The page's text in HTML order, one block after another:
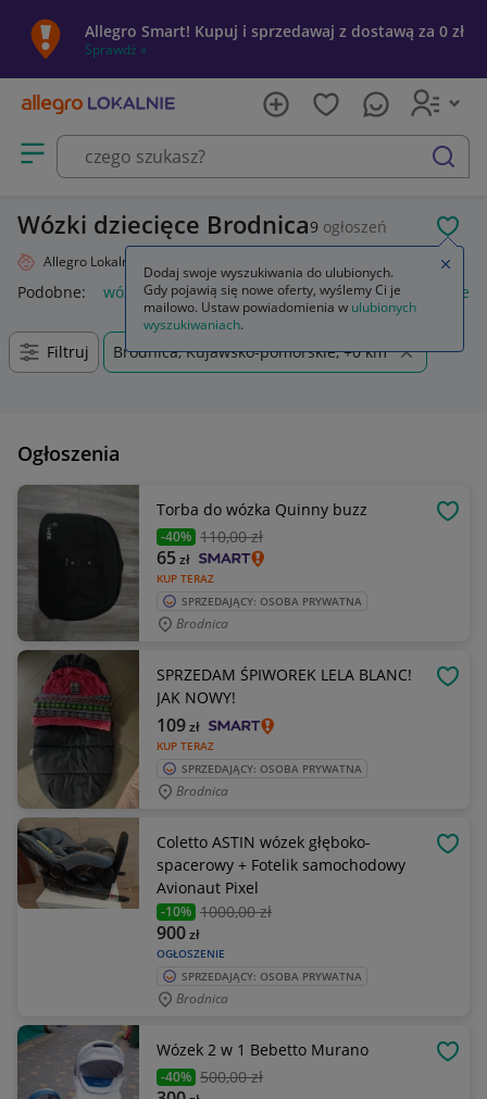
Allegro Smart! Kupuj i sprzedawaj z dostawą za 0 zł
Sprawdź »
Otwórz menu z kategoriami
szukaj
Wózki dziecięce Brodnica9 ogłoszeń
Allegro Lokalnie
Podobne: wózki wózki do bramy przesuwnej wózki
Filtruj Brodnica, Kujawsko-pomorskie, +0 km
Ogłoszenia
Torba do wózka Quinny buzz
-40% 110,00 zł
KUP TERAZ
65zł
SPRZEDAJĄCY: OSOBA PRYWATNA
Brodnica
SPRZEDAM ŚPIWOREK LELA BLANC!
JAK NOWY!
KUP TERAZ
109zł
SPRZEDAJĄCY: OSOBA PRYWATNA
Brodnica
Coletto ASTIN wózek głęboko-
spacerowy + Fotelik samochodowy
Avionaut Pixel
-10% 1000,00 zł
OGŁOSZENIE
900zł
SPRZEDAJĄCY: OSOBA PRYWATNA
Brodnica
Wózek 2 w 1 Bebetto Murano
-40% 500,00 zł
Dodaj swoje wyszukiwania do ulubionych.
Gdy pojawią się nowe oferty, wyślemy Ci je
mailowo. Ustaw powiadomienia w ulubionych
wyszukiwaniach.